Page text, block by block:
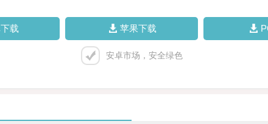
载 苹果下载
安卓市场，安全绿色